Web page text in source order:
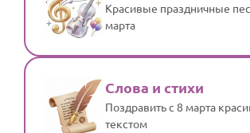
Красивые праздничные
марта
Слова и стихи
Поздравить с 8 марта
текстом